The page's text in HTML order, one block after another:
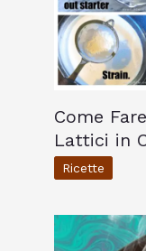
Come
Lattici in
Ricette